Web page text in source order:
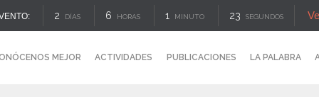
2 DÍAS 6 HORAS 1 MINUTO 23 SEGUNDOS
MEJOR ACTIVIDADES PUBLICACIONES LA PALABRA